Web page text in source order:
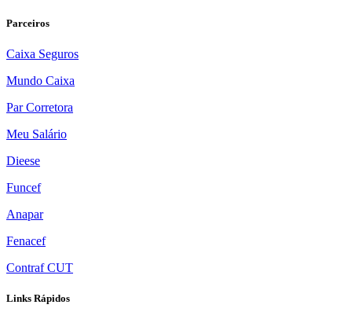
Parceiros
Caixa Seguros
Mundo Caixa
Par Corretora
Meu Salário
Dieese
Funcef
Anapar
Fenacef
Contraf CUT
Links Rápidos